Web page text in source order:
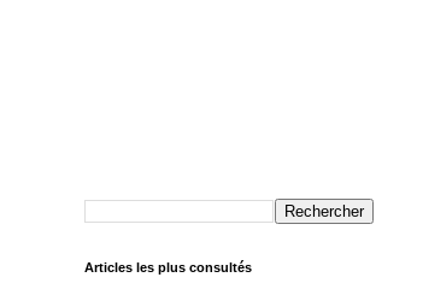
Articles les plus consultés